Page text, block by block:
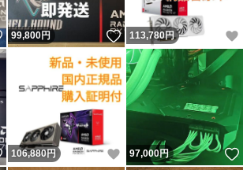
いいね！
99,800円 いいね！
113,780円
いいね！
106,880円 いいね！
97,000円